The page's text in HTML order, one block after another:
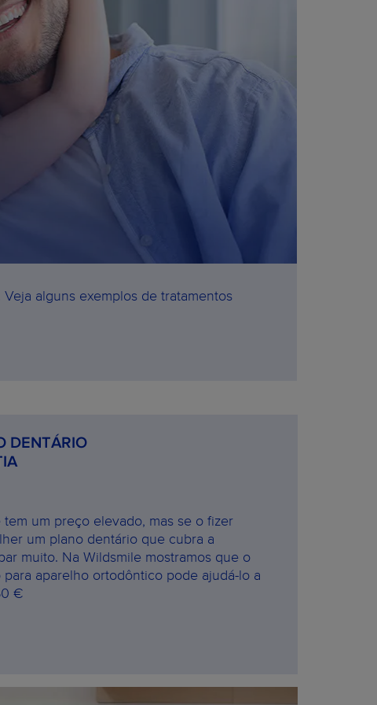
alguns exemplos de tratamentos
DENTÁRIO
um preço elevado, mas se o fizer
um plano dentário que cubra a
muito. Na Wildsmile mostramos que o
aparelho ortodôntico pode ajudá-lo a
€